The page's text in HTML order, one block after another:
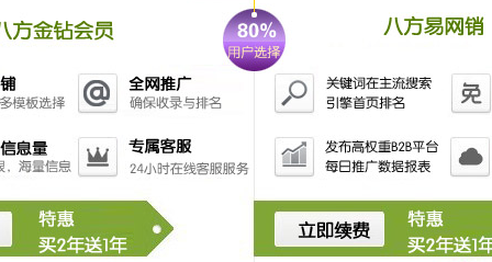
机的信号，而后另一个微动开关会发出仓内没有物料的
信号，设备重新开始正常运转。阻旋料位开关就是通过
这样一套原理，控制着设备的启与停。
阻旋料位开关
阻旋料位开关的特点
1.阻旋料位开关采用新型马达，科技含量高，性能稳定
可靠，可保持长时间连续旋转。
2.新型油封技术，防止了粉尘颗粒沿轴进入设备内。